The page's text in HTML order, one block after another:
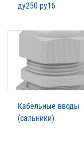
ду250 ру16
Кабельные вводы
(сальники)